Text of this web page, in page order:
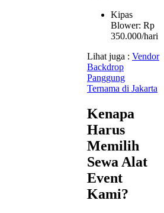
Kipas
Blower: Rp
350.000/hari
Lihat juga : Vendor
Backdrop
Panggung
Ternama di Jakarta
Kenapa
Harus
Memilih
Sewa Alat
Event
Kami?